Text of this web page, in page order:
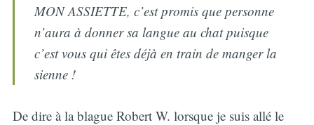
MON ASSIETTE, c’est promis que personne
n’aura à donner sa langue au chat puisque
c’est vous qui êtes déjà en train de manger la
sienne !
De dire à la blague Robert W. lorsque je suis allé le